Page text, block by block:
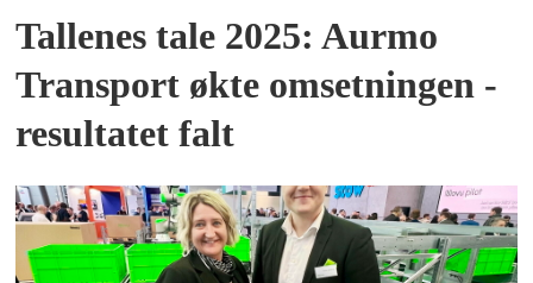
Tallenes tale 2025: Aurmo
Transport økte omsetningen -
resultatet falt